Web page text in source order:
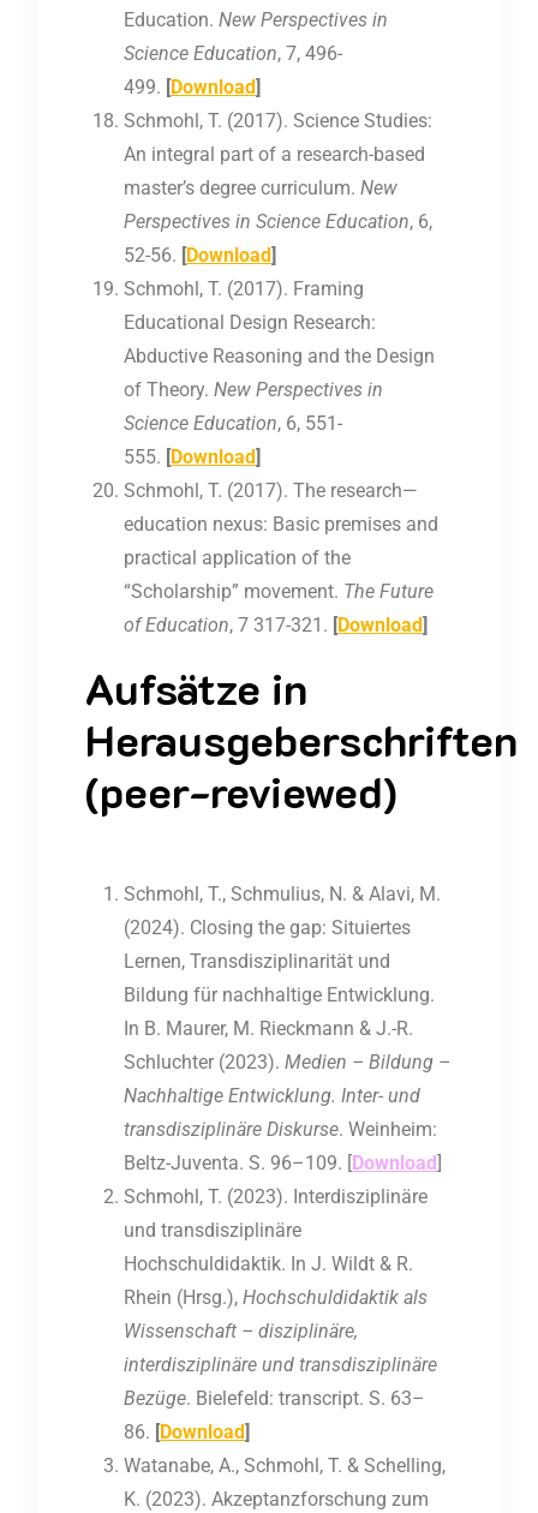
Education.New Perspectives in
Science Education, 7, 496-
499. [Download]
Schmohl, T. (2017). Science Studies:
An integral part of a research-based
master’s degree curriculum.New
Perspectives in Science Education, 6,
52-56. [Download]
Schmohl, T. (2017). Framing
Educational Design Research:
Abductive Reasoning and the Design
of Theory.New Perspectives in
Science Education, 6, 551-
555. [Download]
Schmohl, T. (2017). The research—
education nexus: Basic premises and
practical application of the
“Scholarship” movement. The Future
of Education, 7 317-321. [Download]
Aufsätze in
Herausgeberschriften
(peer-reviewed)
Schmohl, T., Schmulius, N. & Alavi, M.
(2024). Closing the gap: Situiertes
Lernen, Transdisziplinarität und
Bildung für nachhaltige Entwicklung.
In B. Maurer, M. Rieckmann & J.-R.
Schluchter (2023).Medien – Bildung –
Nachhaltige Entwicklung. Inter- und
transdisziplinäre Diskurse. Weinheim:
Beltz-Juventa. S. 96–109. [Download]
Schmohl, T. (2023). Interdisziplinäre
und transdisziplinäre
Hochschuldidaktik. In J. Wildt & R.
Rhein (Hrsg.),Hochschuldidaktik als
Wissenschaft – disziplinäre,
interdisziplinäre und transdisziplinäre
Bezüge. Bielefeld: transcript. S. 63–
86. [Download]
Watanabe, A., Schmohl, T. & Schelling,
K. (2023). Akzeptanzforschung zum